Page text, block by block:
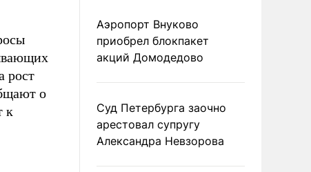
рост
о
к
Аэропорт Внуково
приобрел блокпакет
акций Домодедово
Суд Петербурга заочно
арестовал супругу
Александра Невзорова